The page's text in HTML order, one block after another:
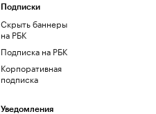
Подписки
Скрыть баннеры
на РБК
Подписка на РБК
Корпоративная
подписка
Уведомления